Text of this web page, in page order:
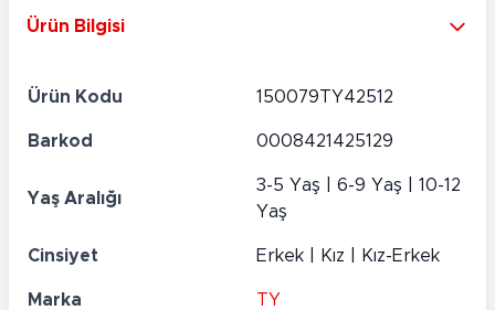
Ürün Bilgisi
Ürün Kodu 150079TY42512
Barkod 0008421425129
Yaş Aralığı
3-5 Yaş | 6-9 Yaş | 10-12
Yaş
Cinsiyet Erkek | Kız | Kız-Erkek
Marka TY